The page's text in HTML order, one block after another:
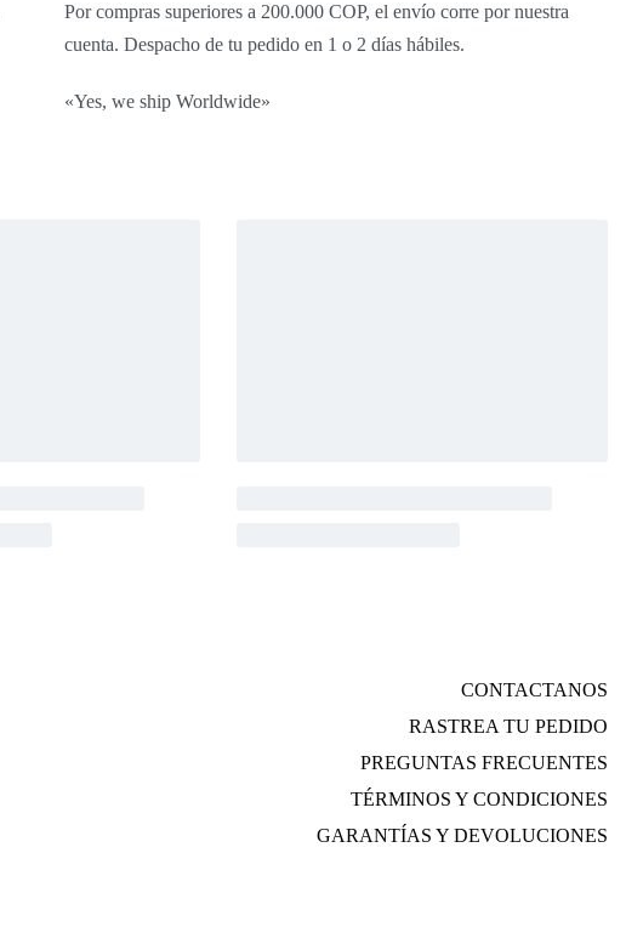
Por compras superiores a 200.000 COP, el envío corre por nuestra
cuenta. Despacho de tu pedido en 1 o 2 días hábiles.
«Yes, we ship Worldwide»
CONTACTANOS
RASTREA TU PEDIDO
PREGUNTAS FRECUENTES
TÉRMINOS Y CONDICIONES
GARANTÍAS Y DEVOLUCIONES